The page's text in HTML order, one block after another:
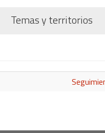
Temas y territorios